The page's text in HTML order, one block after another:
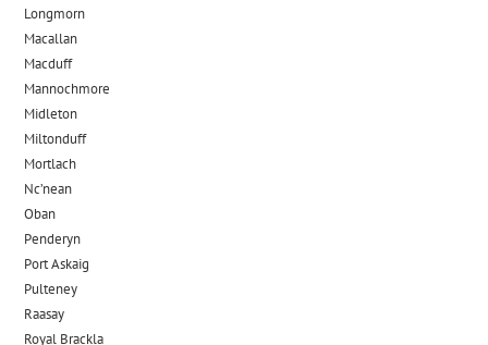
Longmorn
Macallan
Macduff
Mannochmore
Midleton
Miltonduff
Mortlach
Nc’nean
Oban
Penderyn
Port Askaig
Pulteney
Raasay
Royal Brackla